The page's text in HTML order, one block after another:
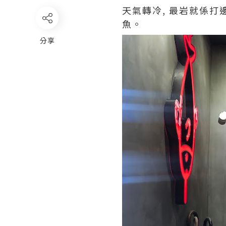
分享
天氣轉冷, 最岩就係打
魚。